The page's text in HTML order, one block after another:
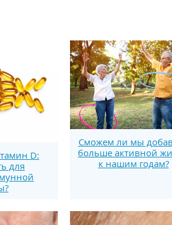
D:
для
Сможем ли мы
больше активной
к нашим годам?